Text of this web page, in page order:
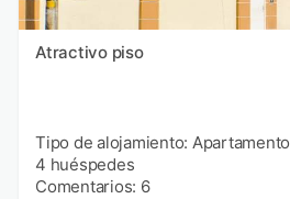
Atractivo piso
Tipo de alojamiento: Apartamento
4 huéspedes
Comentarios: 6